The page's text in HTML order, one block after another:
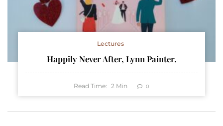
Lectures
Happily Never After, Lynn Painter.
Read Time: 2 Min 0